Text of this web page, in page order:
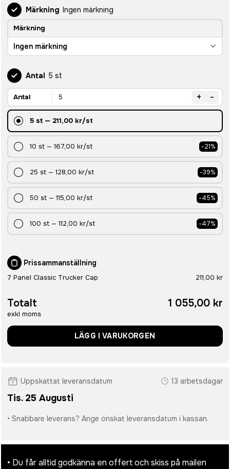
Märkning Ingen märkning
Märkning
Ingen märkning
Antal 5 st
Antal + -
5 st— 211,00 kr/st
10 st — 167,00 kr/st -21%
25 st — 128,00 kr/st -39%
50 st — 115,00 kr/st -45%
100 st — 112,00 kr/st -47%
Prissammanställning
7 Panel Classic Trucker Cap 211,00 kr
Totalt
exkl moms
1 055,00 kr
LÄGG I VARUKORGEN
Uppskattat leveransdatum 13 arbetsdagar
Tis. 25 Augusti
• Snabbare leverans? Ange önskat leveransdatum i kassan.
• Du får alltid godkänna en offert och skiss på mailen